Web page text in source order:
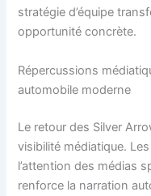
stratégie d’équipe
opportunité concrète.
Répercussions
automobile moderne
Le retour des Silver
visibilité médiatique.
l’attention des médias
renforce la narration